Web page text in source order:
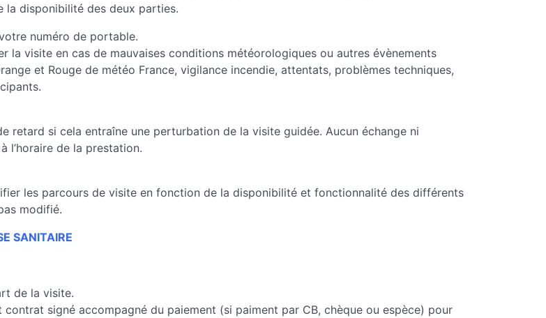
disponibilité des deux parties.
numéro de portable.
la visite en cas de mauvaises conditions météorologiques ou autres évènements
et Rouge de météo France, vigilance incendie, attentats, problèmes techniques,
retard si cela entraîne une perturbation de la visite guidée. Aucun échange ni
l’horaire de la prestation.
les parcours de visite en fonction de la disponibilité et fonctionnalité des différents
modifié.
SANITAIRE
de la visite.
signé accompagné du paiement (si paiment par CB, chèque ou espèce) pour